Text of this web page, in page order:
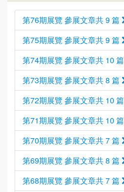
第76期展覽 參展文章共 9 篇
第75期展覽 參展文章共 9 篇
第74期展覽 參展文章共 10 篇
第73期展覽 參展文章共 8 篇
第72期展覽 參展文章共 10 篇
第71期展覽 參展文章共 10 篇
第70期展覽 參展文章共 7 篇
第69期展覽 參展文章共 8 篇
第68期展覽 參展文章共 7 篇